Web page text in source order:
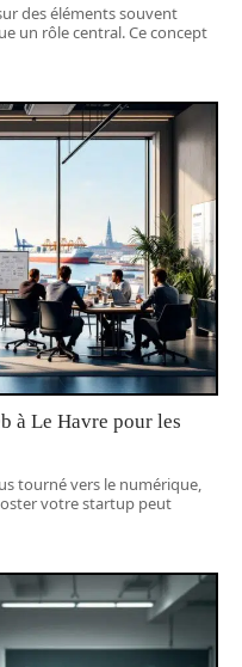
des éléments souvent
un rôle central. Ce concept
à Le Havre pour les
tourné vers le numérique,
votre startup peut